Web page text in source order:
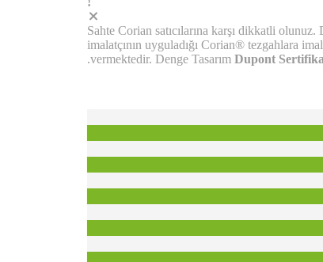
Sahte Corian satıcılarına karşı dikkatli olunuz.
imalatçının uyguladığı Corian® tezgahlara
vermektedir. Denge Tasarım Dupont